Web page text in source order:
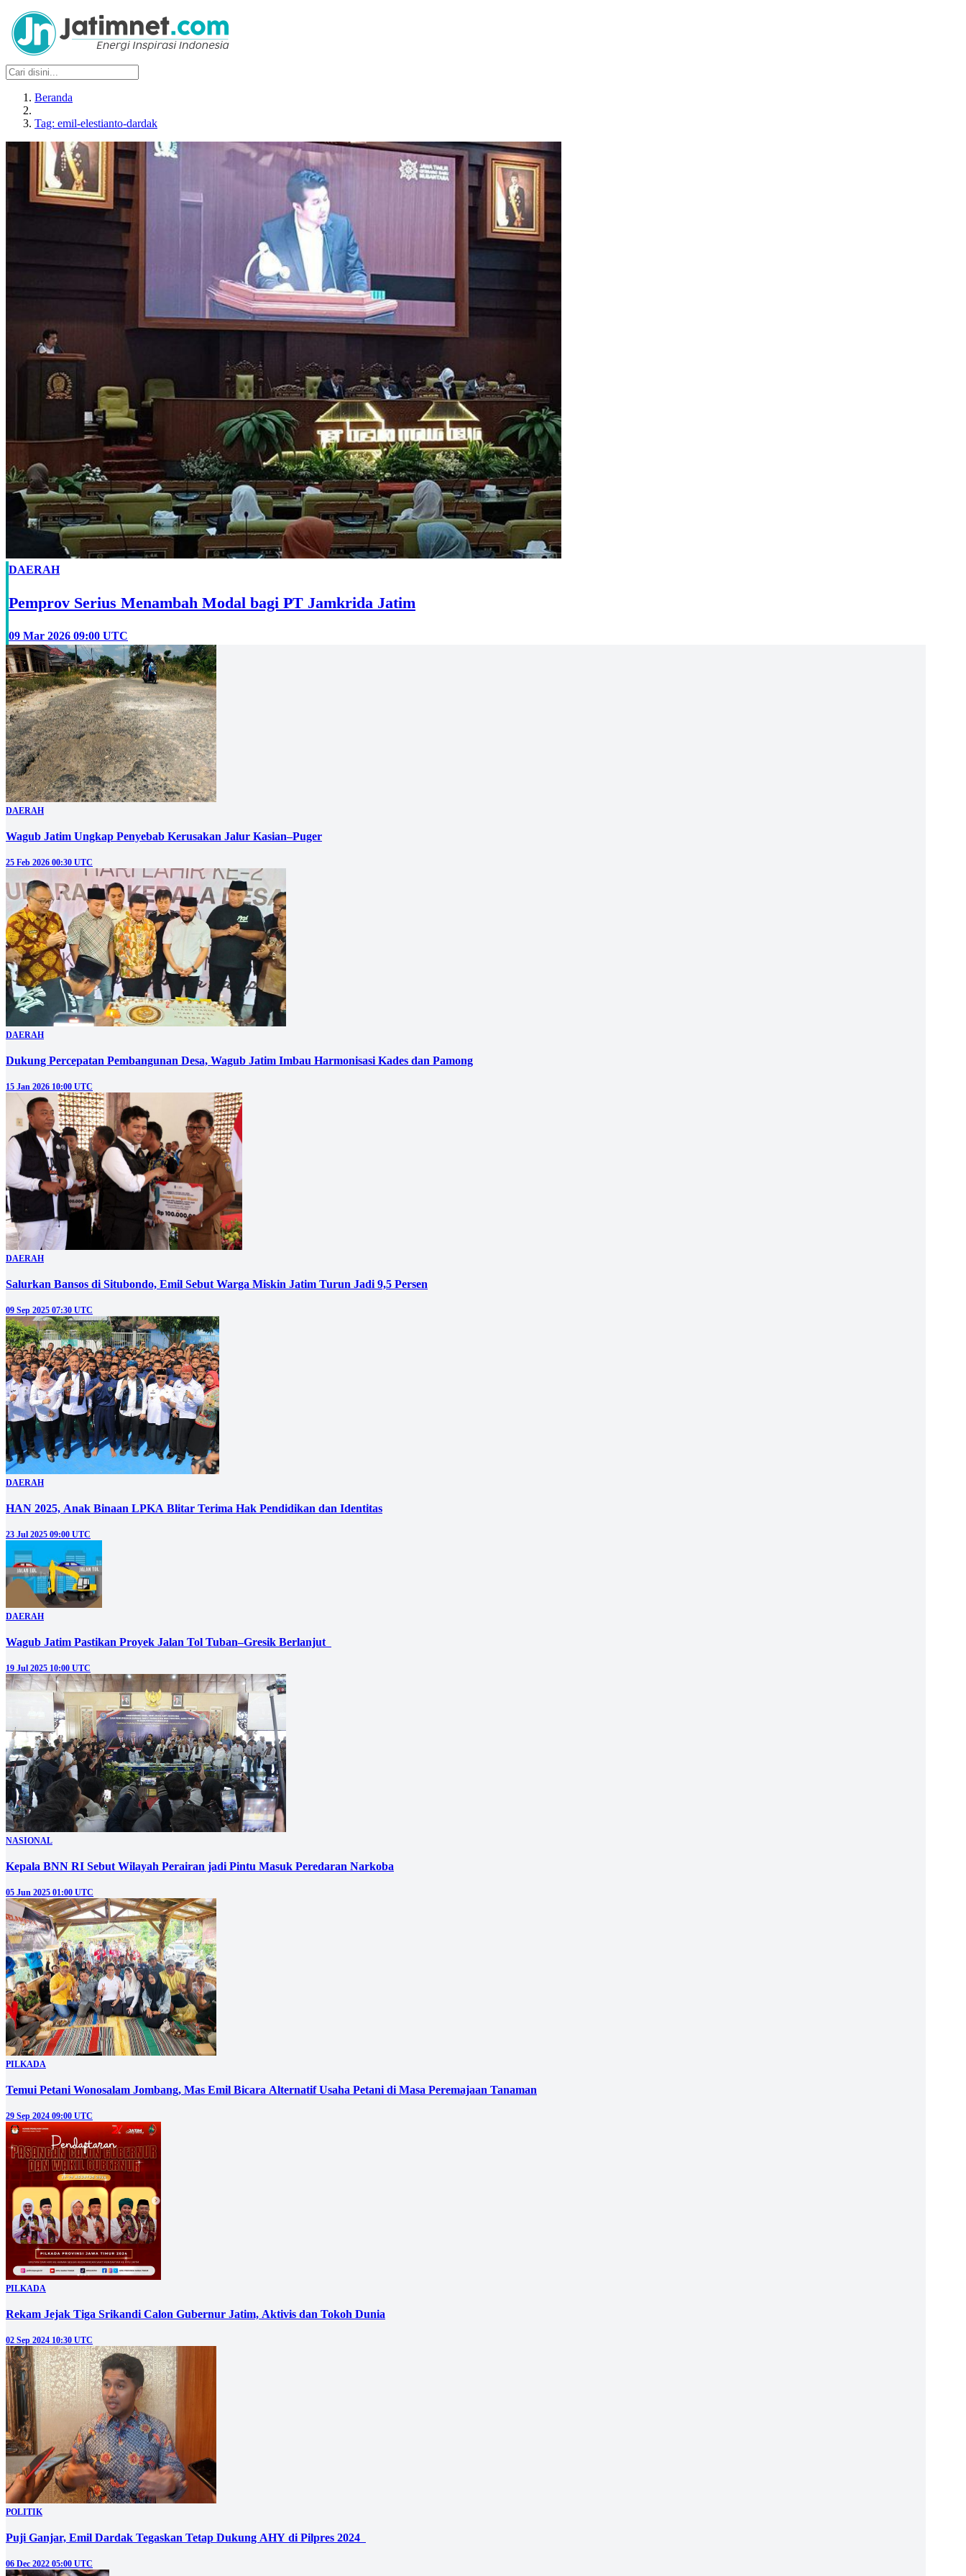
Beranda
Tag: emil-elestianto-dardak
DAERAH
Pemprov Serius Menambah Modal bagi PT Jamkrida Jatim
09 Mar 2026 09:00 UTC
DAERAH
Wagub Jatim Ungkap Penyebab Kerusakan Jalur Kasian–Puger
25 Feb 2026 00:30 UTC
DAERAH
Dukung Percepatan Pembangunan Desa, Wagub Jatim Imbau Harmonisasi Kades dan Pamong
15 Jan 2026 10:00 UTC
DAERAH
Salurkan Bansos di Situbondo, Emil Sebut Warga Miskin Jatim Turun Jadi 9,5 Persen
09 Sep 2025 07:30 UTC
DAERAH
HAN 2025, Anak Binaan LPKA Blitar Terima Hak Pendidikan dan Identitas
23 Jul 2025 09:00 UTC
DAERAH
19 Jul 2025 10:00 UTC
NASIONAL
Kepala BNN RI Sebut Wilayah Perairan jadi Pintu Masuk Peredaran Narkoba
05 Jun 2025 01:00 UTC
PILKADA
Temui Petani Wonosalam Jombang, Mas Emil Bicara Alternatif Usaha Petani di Masa Peremajaan Tanaman
29 Sep 2024 09:00 UTC
PILKADA
Rekam Jejak Tiga Srikandi Calon Gubernur Jatim, Aktivis dan Tokoh Dunia
02 Sep 2024 10:30 UTC
POLITIK
Puji Ganjar, Emil Dardak Tegaskan Tetap Dukung AHY di Pilpres 2024
06 Dec 2022 05:00 UTC